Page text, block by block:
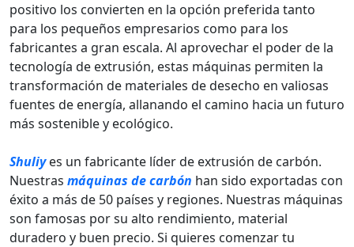
positivo los convierten en la opción preferida tanto
para los pequeños empresarios como para los
fabricantes a gran escala. Al aprovechar el poder de la
tecnología de extrusión, estas máquinas permiten la
transformación de materiales de desecho en valiosas
fuentes de energía, allanando el camino hacia un futuro
más sostenible y ecológico.
Shuliyes un fabricante líder de extrusión de carbón.
Nuestras máquinas de carbón han sido exportadas con
éxito a más de 50 países y regiones. Nuestras máquinas
son famosas por su alto rendimiento, material
duradero y buen precio. Si quieres comenzar tu